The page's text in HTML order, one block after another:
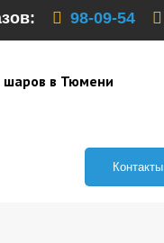
98-09-54
шаров в Тюмени
Контакты